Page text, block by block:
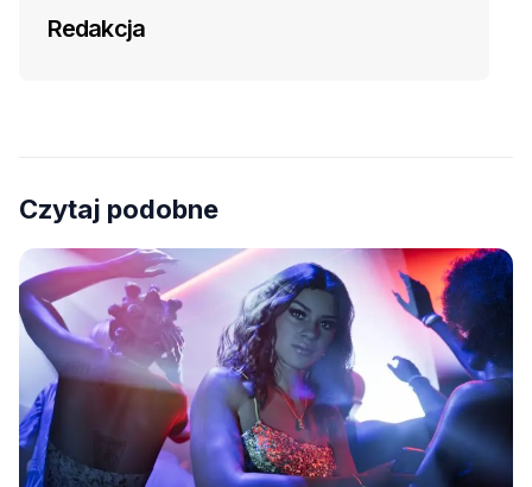
Redakcja
Czytaj podobne